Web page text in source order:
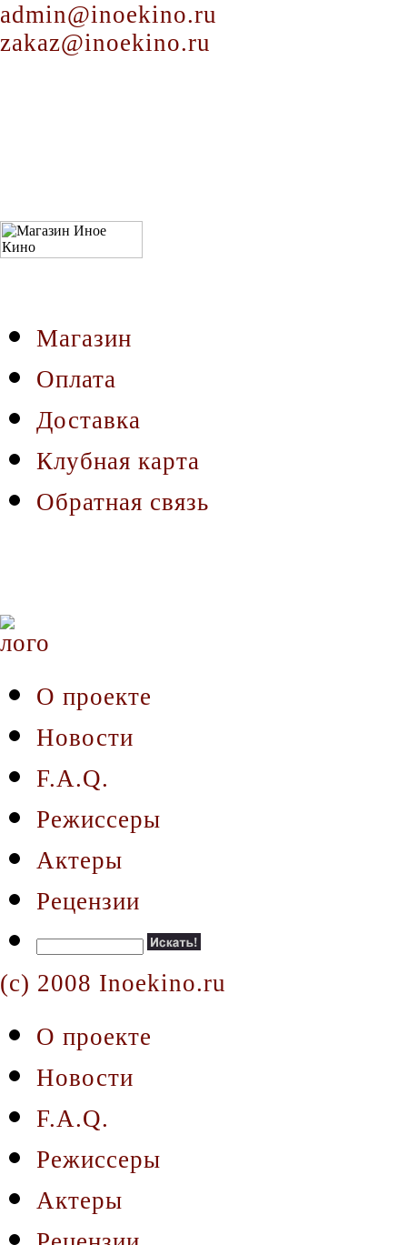
admin@inoekino.ru
zakaz@inoekino.ru
Магазин
Оплата
Доставка
Клубная карта
Обратная связь
О проекте
Новости
F.A.Q.
Режиссеры
Актеры
Рецензии
(c) 2008 Inoekino.ru
О проекте
Новости
F.A.Q.
Режиссеры
Актеры